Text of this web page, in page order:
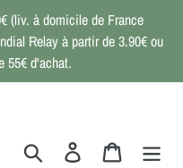
(liv. à domicile de France
Relay à partir de 3.90€ ou
55€ d'achat.
RechercherSe connecter
Panier